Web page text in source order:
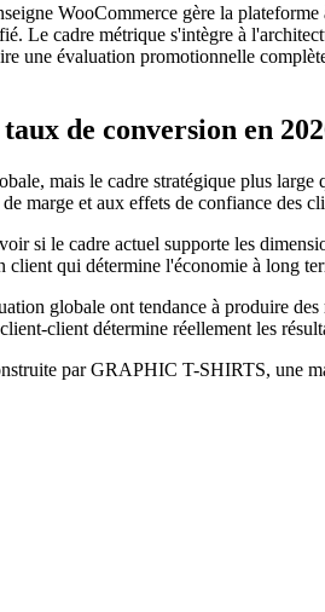
WooCommerce gère la plateforme
Le cadre métrique s'intègre à
une évaluation promotionnelle
de conversion en
mais le cadre stratégique plus large
marge et aux effets de confiance des
si le cadre actuel supporte les
client qui détermine l'économie à long
globale ont tendance à produire
client détermine réellement les
par GRAPHIC T-SHIRTS, une